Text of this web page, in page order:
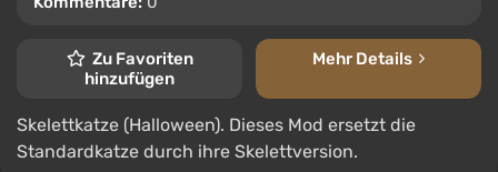
Zu Favoriten
hinzufügen
Mehr Details
Skelettkatze (Halloween). Dieses Mod ersetzt die
Standardkatze durch ihre Skelettversion.